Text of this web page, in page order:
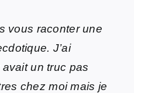
vous raconter une
J’ai
avait un truc pas
chez moi mais je